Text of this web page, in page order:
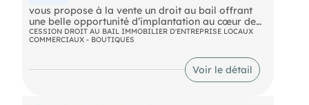
vous propose à la vente un droit au bail offrant
une belle opportunité d’implantation au cœur de
Cannes.
Idéalement situé dans un secteur recherché et
dynamique, ce local bénéficie d’une excellente
visibilité ainsi que d’un environnement
CESSION DROIT AU BAIL IMMOBILIER D'ENTREPRISE LOCAUX
COMMERCIAUX - BOUTIQUES
Voir le détail